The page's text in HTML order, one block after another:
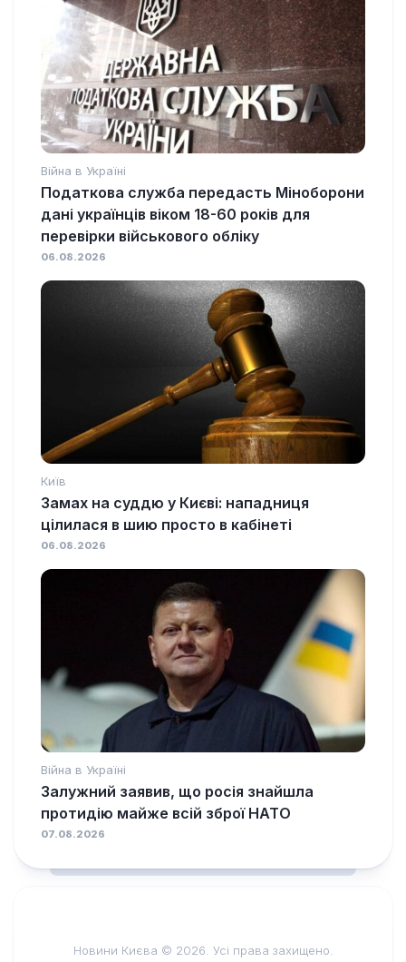
Війна в Україні
Податкова служба передасть Міноборони
дані українців віком 18-60 років для
перевірки військового обліку
06.08.2026
Київ
Замах на суддю у Києві: нападниця
цілилася в шию просто в кабінеті
06.08.2026
Війна в Україні
Залужний заявив, що росія знайшла
протидію майже всій зброї НАТО
07.08.2026
Новини Києва © 2026. Усі права захищено.